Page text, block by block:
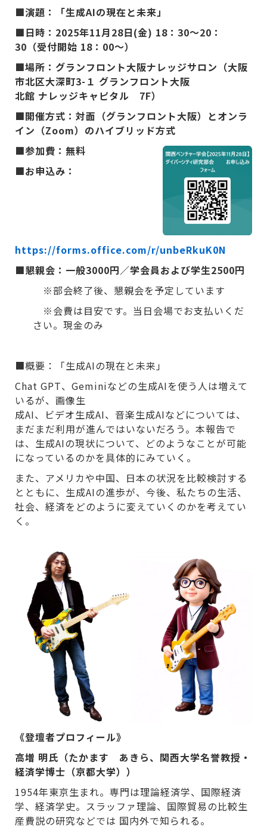
■演題：「生成AIの現在と未来」
■日時：2025年11月28日(金) 18：30～20：
30（受付開始 18：00～）
■場所：グランフロント大阪ナレッジサロン（大阪
市北区大深町3-１ グランフロント大阪
北館 ナレッジキャピタル 7F）
■開催方式：対面（グランフロント大阪）とオンラ
イン（Zoom）のハイブリッド方式
■参加費：無料
■お申込み：
https://forms.office.com/r/unbeRkuK0N
■懇親会：一般3000円／学会員および学生2500円
※部会終了後、懇親会を予定しています
※会費は目安です。当日会場でお支払いくだ
さい。現金のみ
■概要：「生成AIの現在と未来」
Chat GPT、Geminiなどの生成AIを使う人は増えて
いるが、画像生
成AI、ビデオ生成AI、音楽生成AIなどについては、
まだまだ利用が進んではいないだろう。本報告で
は、生成AIの現状について、どのようなことが可能
になっているのかを具体的にみていく。
また、アメリカや中国、日本の状況を比較検討する
とともに、生成AIの進歩が、今後、私たちの生活、
社会、経済をどのように変えていくのかを考えてい
く。
《登壇者プロフィール》
高増 明氏（たかます あきら、関西大学名誉教授・
経済学博士（京都大学））
1954年東京生まれ。専門は理論経済学、国際経済
学、経済学史。スラッファ理論、国際貿易の比較生
産費説の研究などでは 国内外で知られる。